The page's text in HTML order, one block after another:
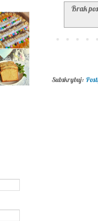
Brak
Subskrybuj: